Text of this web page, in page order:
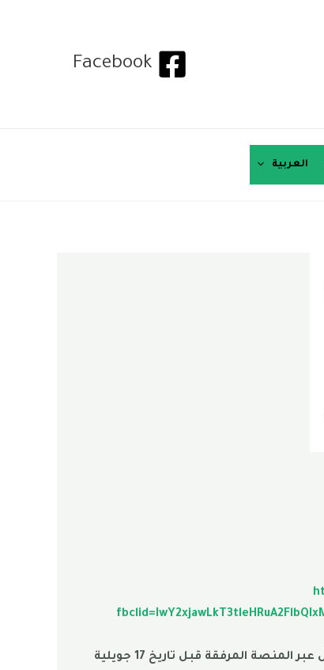
Facebook
العربية
ملاحضة هامة : الطلبة الراغبين في الترشح للتسجيل في طور الماستر و لم يجدو أنفسهم في القائمة، يمكنهم التسجيل عبر المنصة المرفقة قبل تاريخ 17 جويلية